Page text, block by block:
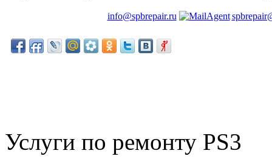
info@spbrepair.ru
Услуги по ремонту PS3